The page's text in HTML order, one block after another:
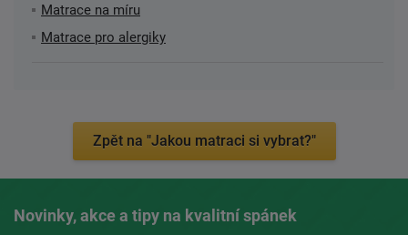
Matrace na míru
Matrace pro alergiky
Zpět na "Jakou matraci si vybrat?"
Novinky, akce a tipy na kvalitní spánek